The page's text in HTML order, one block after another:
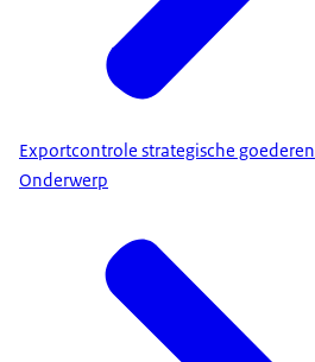
Exportcontrole strategische goederen
Onderwerp